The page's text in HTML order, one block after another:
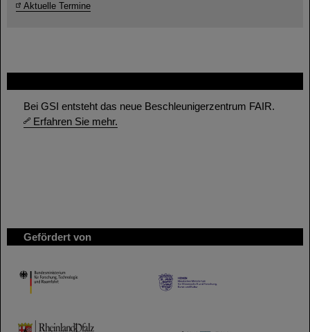
Bei GSI entsteht das neue Beschleunigerzentrum FAIR.
Erfahren Sie mehr.
Gefördert von
HMWK
TMWWDG
Aktuelle Termine